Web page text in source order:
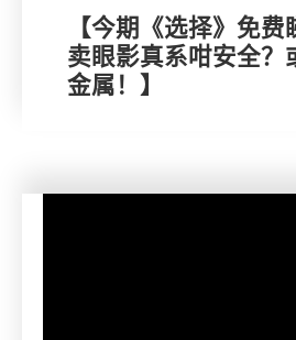
【今期《选择》免
卖眼影真系咁安全？
金属！】